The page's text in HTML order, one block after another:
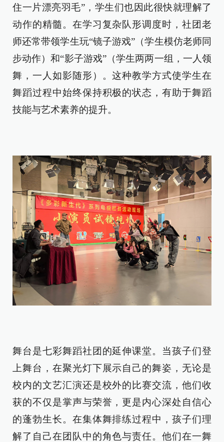
住一片漂亮羽毛”，学生们也因此很快就理解了
动作的精髓。在学习复杂队形调度时，社团老
师还常带领学生玩“镜子游戏”（学生模仿老师同
步动作）和“影子游戏”（学生两两一组，一人领
舞，一人如影随形）。这种教学方式使学生在
舞蹈过程中始终保持积极的状态，有助于舞蹈
技能与艺术素养的提升。
舞台是七彩舞蹈社团的延伸课堂。当孩子们登
上舞台，在聚光灯下展示自己的舞姿，无论是
校内的文艺汇演还是校外的比赛交流，他们收
获的不仅是掌声与荣誉，更是内心深处自信心
的蓬勃生长。在集体舞排练过程中，孩子们理
解了自己在团队中的角色与责任。他们在一舞